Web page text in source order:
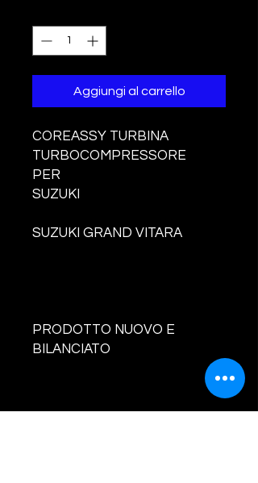
Aggiungi al carrello
COREASSY TURBINA
TURBOCOMPRESSORE
PER
SUZUKI
SUZUKI GRAND VITARA
PRODOTTO NUOVO E
BILANCIATO